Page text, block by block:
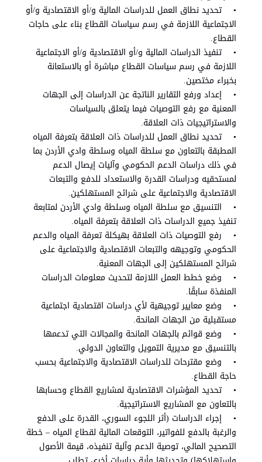
• تحديد نطاق العمل للدراسات المالية و/أو الاقتصادية و/أو
الاجتماعية اللازمة في رسم سياسات القطاع بناء على حاجات
القطاع.
• تنفيذ الدراسات المالية و/أو الاقتصادية و/أو الاجتماعية
اللازمة في رسم سياسات القطاع مباشرة أو بالاستعانة
بخبراء مختصين.
• إعداد ورفع التقارير الناتجة عن الدراسات إلى الجهات
المعنية مع رفع التوصيات فيما يتعلق بالسياسات
والاستراتيجيات ذات العلاقة.
• تحديد نطاق العمل للدراسات ذات العلاقة بتعرفة المياه
المطبقة بالتعاون مع سلطة المياه وسلطة وادي الأردن بما
في ذلك دراسات الدعم الحكومي وآليات إيصال الدعم
لمستحقيه ودراسات القدرة والاستعداد للدفع والتبعات
الاقتصادية والاجتماعية على شرائح المستهلكين.
• التنسيق مع سلطة المياه وسلطة وادي الأردن لمتابعة
تنفيذ جميع الدراسات ذات العلاقة بتعرفة المياه.
• رفع التوصيات ذات العلاقة بهيكلة تعرفة المياه والدعم
الحكومي وتوجيهه والتبعات الاقتصادية والاجتماعية على
شرائح المستهلكين إلى الجهات المعنية.
• وضع خطط العمل اللازمة لتحديث معلومات الدراسات
المنفذة سابقًا.
• وضع معايير توجيهية لأي دراسات اقتصادية اجتماعية
مستقبلية من الجهات المانحة.
• وضع قوائم بالجهات المانحة والمجالات التي تدعمها
بالتنسيق مع مديرية التمويل والتعاون الدولي.
• وضع مقترحات للدراسات الاقتصادية والاجتماعية بحسب
حاجة القطاع.
• تحديد المؤشرات الاقتصادية لمشاريع القطاع وحسابها
بالتعاون مع المشاريع الاستراتيجية.
• إجراء الدراسات (أثر اللجوء السوري، القدرة على الدفع
والرغبة بالدفع للفواتير، التوقعات المالية لقطاع المياه – خطة
التصحيح المالي، توصية الدعم وآلية تنفيذه، قيمة الأصول